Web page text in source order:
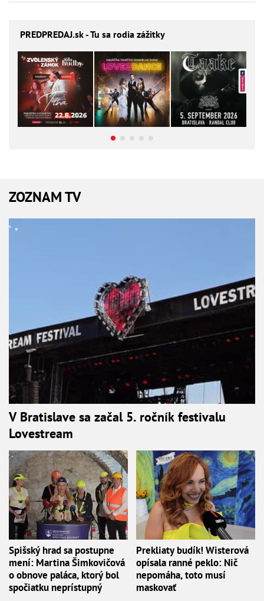
PREDPREDAJ.sk - Tu sa rodia zážitky
ZOZNAM TV
V Bratislave sa začal 5. ročník festivalu
Lovestream
Spišský hrad sa postupne
mení: Martina Šimkovičová
o obnove paláca, ktorý bol
spočiatku neprístupný
Prekliaty budík! Wisterová
opísala ranné peklo: Nič
nepomáha, toto musí
maskovať